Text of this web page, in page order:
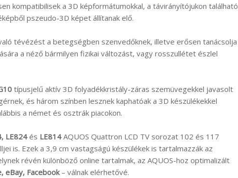
kompatibilisek a 3D képformátumokkal, a távirányítójukon található
pszeudo-3D képet állítanak elő.
tévézést a betegségben szenvedőknek, illetve erősen tanácsolja
a néző bármilyen fizikai változást, vagy rosszullétet észlel
típusjelű aktív 3D folyadékkristály-záras szemüvegekkel javasolt
és három színben lesznek kaphatóak a 3D készülékekkel
a német és osztrák piacokon.
LE824és LE814AQUOS Quattron LCD TV sorozat 102 és 117
is. Ezek a 3,9 cm vastagságú készülékek is tartalmazzák az
révén különböző online tartalmak, az AQUOS-hoz optimalizált
eBay, Facebook– válnak elérhetővé.